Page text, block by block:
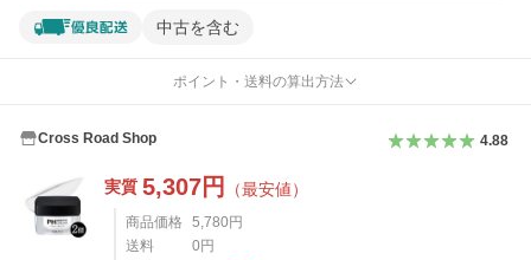
中古を含む
ポイント・送料の算出方法
Cross Road Shop 4.88
実質 5,307円 （最安値）
商品価格 5,780 円
送料
0 円